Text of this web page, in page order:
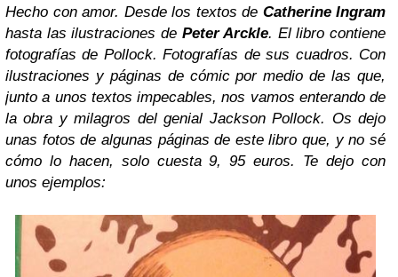
Hecho con amor. Desde los textos de Catherine Ingram
hasta las ilustraciones de Peter Arckle. El libro contiene
fotografías de Pollock. Fotografías de sus cuadros. Con
ilustraciones y páginas de cómic por medio de las que,
junto a unos textos impecables, nos vamos enterando de
la obra y milagros del genial Jackson Pollock. Os dejo
unas fotos de algunas páginas de este libro que, y no sé
cómo lo hacen, solo cuesta 9, 95 euros. Te dejo con
unos ejemplos: